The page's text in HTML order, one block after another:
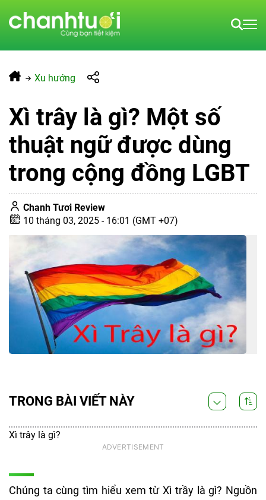
Xu hướng
Xì trây là gì? Một số
thuật ngữ được dùng
trong cộng đồng LGBT
Chanh Tươi Review
10 tháng 03, 2025 - 16:01 (GMT +07)
Chúng ta cùng tìm hiểu xem từ Xì trầy là gì? Nguồn
TRONG BÀI VIẾT NÀY
Xì trây là gì?